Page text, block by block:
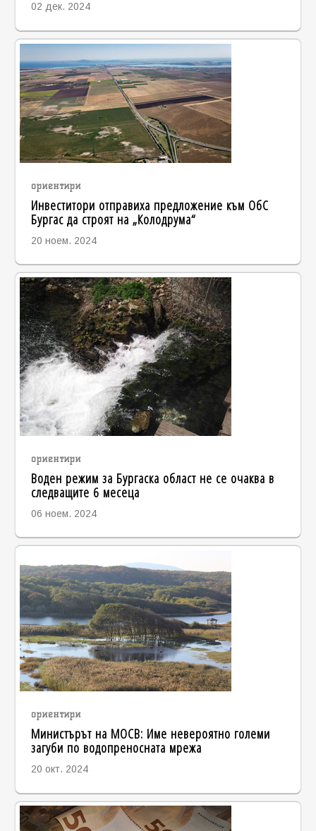
02 дек. 2024
ориентири
Инвеститори отправиха предложение към ОбС
Бургас да строят на „Колодрума“
20 ноем. 2024
ориентири
Воден режим за Бургаска област не се очаква в
следващите 6 месеца
06 ноем. 2024
ориентири
Министърът на МОСВ: Име невероятно големи
загуби по водопреносната мрежа
20 окт. 2024